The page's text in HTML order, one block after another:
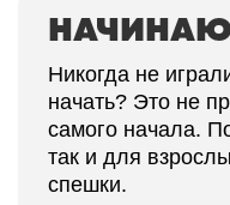
Никогда не
начать? Это не
самого начала.
так и для
спешки.